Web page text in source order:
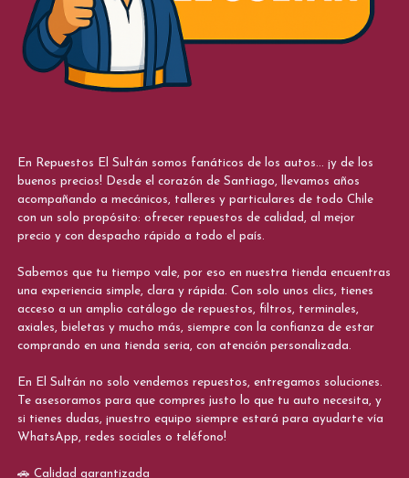
En Repuestos El Sultán somos fanáticos de los autos... ¡y de los
buenos precios! Desde el corazón de Santiago, llevamos años
acompañando a mecánicos, talleres y particulares de todo Chile
con un solo propósito: ofrecer repuestos de calidad, al mejor
precio y con despacho rápido a todo el país.
Sabemos que tu tiempo vale, por eso en nuestra tienda encuentras
una experiencia simple, clara y rápida. Con solo unos clics, tienes
acceso a un amplio catálogo de repuestos, filtros, terminales,
axiales, bieletas y mucho más, siempre con la confianza de estar
comprando en una tienda seria, con atención personalizada.
En El Sultán no solo vendemos repuestos, entregamos soluciones.
Te asesoramos para que compres justo lo que tu auto necesita, y
si tienes dudas, ¡nuestro equipo siempre estará para ayudarte vía
WhatsApp, redes sociales o teléfono!
🚗 Calidad garantizada